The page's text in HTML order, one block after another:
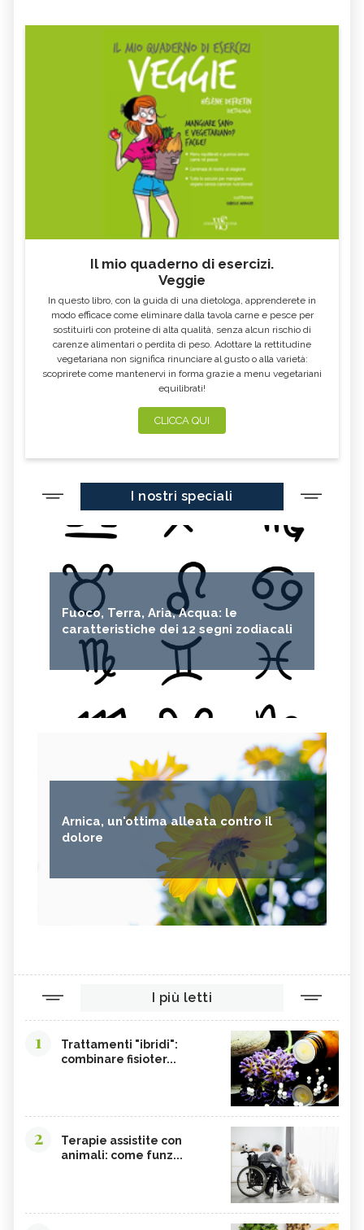
Il mio quaderno di esercizi.
Veggie
In questo libro, con la guida di una dietologa, apprenderete in
modo efficace come eliminare dalla tavola carne e pesce per
sostituirli con proteine di alta qualità, senza alcun rischio di
carenze alimentari o perdita di peso. Adottare la rettitudine
vegetariana non significa rinunciare al gusto o alla varietà:
scoprirete come mantenervi in forma grazie a menu vegetariani
equilibrati!
CLICCA QUI
I nostri speciali
Fuoco, Terra, Aria, Acqua: le
caratteristiche dei 12 segni zodiacali
Arnica, un'ottima alleata contro il
dolore
I più letti
1
Trattamenti "ibridi":
combinare fisioter...
2
Terapie assistite con
animali: come funz...